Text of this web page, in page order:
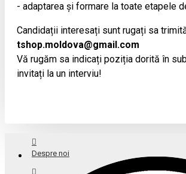
- adaptarea și formare la toate etapele
Candidații interesați sunt rugați sa
tshop.moldova@gmail.com
Vă rugăm sa indicați poziția dorită în
invitați la un interviu!
Despre noi